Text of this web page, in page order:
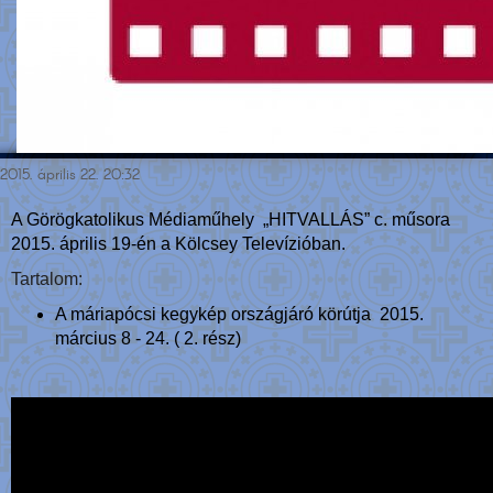
2015. április 22. 20:32
A Görögkatolikus Médiaműhely „HITVALLÁS” c. műsora
2015. április 19-én a Kölcsey Televízióban.
Tartalom:
A máriapócsi kegykép országjáró körútja 2015.
március 8 - 24. ( 2. rész)